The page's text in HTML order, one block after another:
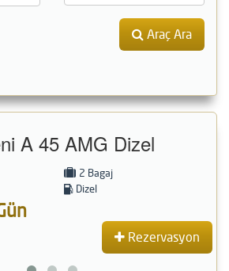
Araç Ara
A 45 AMG Dizel
2 Bagaj
Dizel
Rezervasyon